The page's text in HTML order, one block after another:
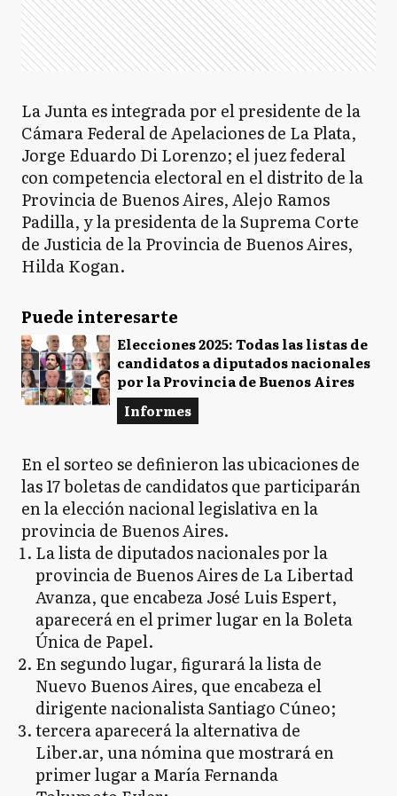
La Junta es integrada por el presidente de la
Cámara Federal de Apelaciones de La Plata,
Jorge Eduardo Di Lorenzo; el juez federal
con competencia electoral en el distrito de la
Provincia de Buenos Aires, Alejo Ramos
Padilla, y la presidenta de la Suprema Corte
de Justicia de la Provincia de Buenos Aires,
Hilda Kogan.
Puede interesarte
Elecciones 2025: Todas las listas de
candidatos a diputados nacionales
por la Provincia de Buenos Aires
Informes
En el sorteo se definieron las ubicaciones de
las 17 boletas de candidatos que participarán
en la elección nacional legislativa en la
provincia de Buenos Aires.
La lista de diputados nacionales por la
provincia de Buenos Aires de La Libertad
Avanza, que encabeza José Luis Espert,
aparecerá en el primer lugar en la Boleta
Única de Papel.
En segundo lugar, figurará la lista de
Nuevo Buenos Aires, que encabeza el
dirigente nacionalista Santiago Cúneo;
tercera aparecerá la alternativa de
Liber.ar, una nómina que mostrará en
primer lugar a María Fernanda